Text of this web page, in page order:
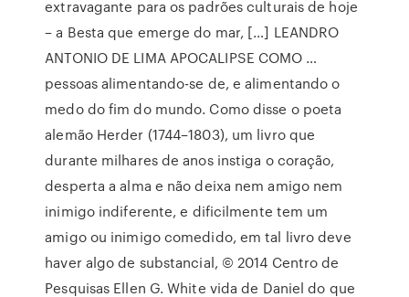
extravagante para os padrões culturais de hoje
– a Besta que emerge do mar, […] LEANDRO
ANTONIO DE LIMA APOCALIPSE COMO …
pessoas alimentando-se de, e alimentando o
medo do fim do mundo. Como disse o poeta
alemão Herder (1744–1803), um livro que
durante milhares de anos instiga o coração,
desperta a alma e não deixa nem amigo nem
inimigo indiferente, e dificilmente tem um
amigo ou inimigo comedido, em tal livro deve
haver algo de substancial, © 2014 Centro de
Pesquisas Ellen G. White vida de Daniel do que